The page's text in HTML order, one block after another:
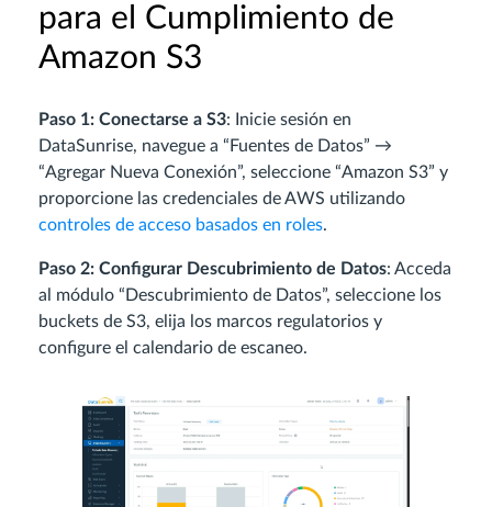
para el Cumplimiento de
Amazon S3
Paso 1: Conectarse a S3: Inicie sesión en
DataSunrise, navegue a “Fuentes de Datos” →
“Agregar Nueva Conexión”, seleccione “Amazon S3” y
proporcione las credenciales de AWS utilizando
controles de acceso basados en roles.
Paso 2: Configurar Descubrimiento de Datos: Acceda
al módulo “Descubrimiento de Datos”, seleccione los
buckets de S3, elija los marcos regulatorios y
configure el calendario de escaneo.